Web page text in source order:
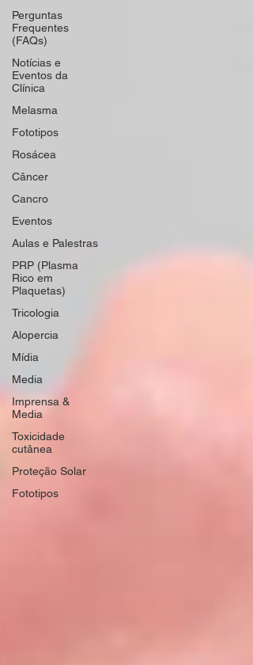
Perguntas
Frequentes
(FAQs)
Notícias e
Eventos da
Clínica
Melasma
Fototipos
Rosácea
Câncer
Cancro
Eventos
Aulas e Palestras
PRP (Plasma
Rico em
Plaquetas)
Tricologia
Alopercia
Mídia
Media
Imprensa &
Media
Toxicidade
cutânea
Proteção Solar
Fototipos